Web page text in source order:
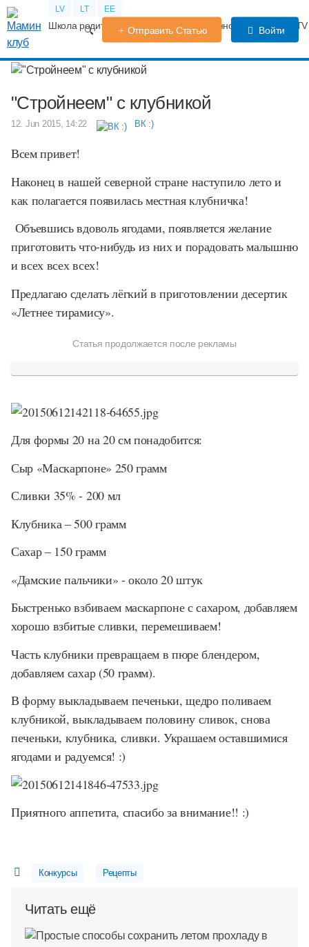
LV LT EE
Школа родителей Календарь беременности Форум
Отправить Статью Войти
"Стройнеем" с клубникой
12. Jun 2015, 14:22 ВК :)
Всем привет!
Наконец в нашей северной стране наступило лето и
как полагается появилась местная клубничка!
Объевшись вдоволь ягодами, появляется желание
приготовить что-нибудь из них и порадовать малышню
и всех всех всех!
Предлагаю сделать лёгкий в приготовлении десертик
«Летнее тирамису».
Статья продолжается после рекламы
Для формы 20 на 20 см понадобится:
Сыр «Маскарпоне» 250 грамм
Сливки 35% - 200 мл
Клубника – 500 грамм
Сахар – 150 грамм
«Дамские пальчики» - около 20 штук
Быстренько взбиваем маскарпоне с сахаром, добавляем
хорошо взбитые сливки, перемешиваем!
Часть клубники превращаем в пюре блендером,
добавляем сахар (50 грамм).
В форму выкладываем печеньки, щедро поливаем
клубникой, выкладываем половину сливок, снова
печеньки, клубника, сливки. Украшаем оставшимися
ягодами и радуемся! :)
Приятного аппетита, спасибо за внимание!! :)
Конкурсы Рецепты
Читать ещё